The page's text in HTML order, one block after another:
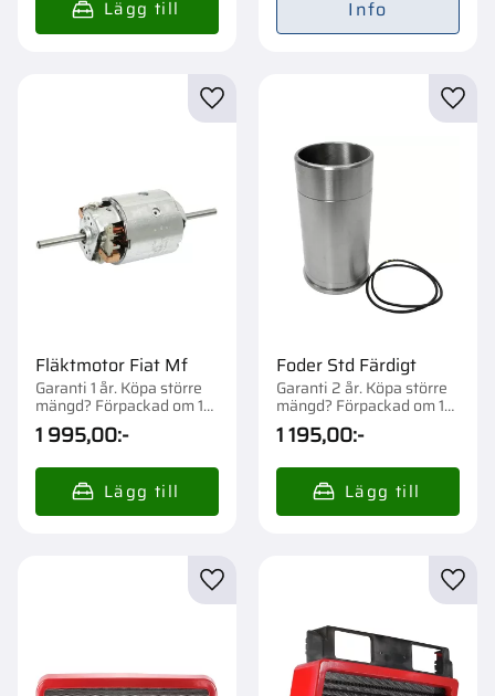
Info
Fläktmotor Fiat Mf
Garanti 1 år. Köpa större
mängd? Förpackad om 1
st.
1 995,00:-
Lägg till i favoriter
Foder Std Färdigt
Garanti 2 år. Köpa större
mängd? Förpackad om 1
st.
1 195,00:-
Lägg till i favoriter